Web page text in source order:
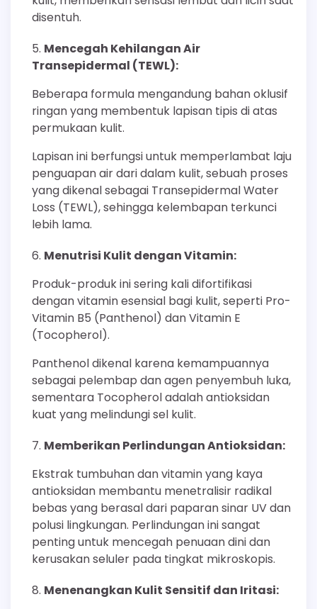
disentuh.
Mencegah Kehilangan Air
Transepidermal (TEWL):
Beberapa formula mengandung bahan oklusif
ringan yang membentuk lapisan tipis di atas
permukaan kulit.
Lapisan ini berfungsi untuk memperlambat laju
penguapan air dari dalam kulit, sebuah proses
yang dikenal sebagai Transepidermal Water
Loss (TEWL), sehingga kelembapan terkunci
lebih lama.
Menutrisi Kulit dengan Vitamin:
Produk-produk ini sering kali difortifikasi
dengan vitamin esensial bagi kulit, seperti Pro-
Vitamin B5 (Panthenol) dan Vitamin E
(Tocopherol).
Panthenol dikenal karena kemampuannya
sebagai pelembap dan agen penyembuh luka,
sementara Tocopherol adalah antioksidan
kuat yang melindungi sel kulit.
Memberikan Perlindungan Antioksidan:
Ekstrak tumbuhan dan vitamin yang kaya
antioksidan membantu menetralisir radikal
bebas yang berasal dari paparan sinar UV dan
polusi lingkungan. Perlindungan ini sangat
penting untuk mencegah penuaan dini dan
kerusakan seluler pada tingkat mikroskopis.
Menenangkan Kulit Sensitif dan Iritasi: